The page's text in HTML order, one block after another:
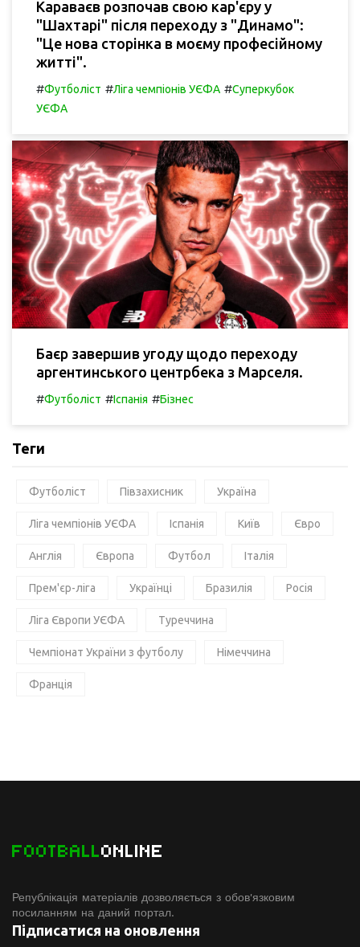
Караваєв розпочав свою кар'єру у
"Шахтарі" після переходу з "Динамо":
"Це нова сторінка в моєму професійному
житті".
#Футболіст #Ліга чемпіонів УЄФА #Суперкубок
УЄФА
Баєр завершив угоду щодо переходу
аргентинського центрбека з Марселя.
#Футболіст #Іспанія #Бізнес
Теги
Футболіст Півзахисник Україна
Ліга чемпіонів УЄФА Іспанія Київ Євро
Англія Європа Футбол Італія
Прем'єр-ліга Українці Бразилія Росія
Ліга Європи УЄФА Туреччина
Чемпіонат України з футболу Німеччина
Франція
FOOTBALLONLINE
Републікація матеріалів дозволяється з обов'язковим
посиланням на даний портал.
Підписатися на оновлення